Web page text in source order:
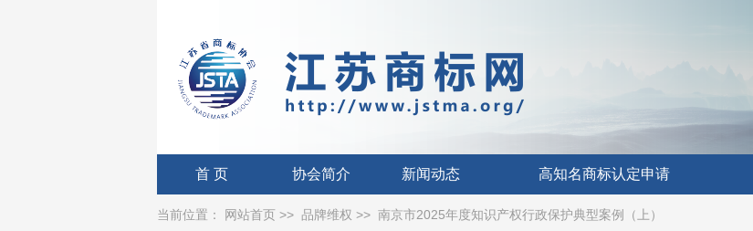
首 页 协会简介 新闻动态 高知名商标认定申请
当前位置： 网站首页 >> 品牌维权 >> 南京市2025年度知识产权行政保护典型案例（上）